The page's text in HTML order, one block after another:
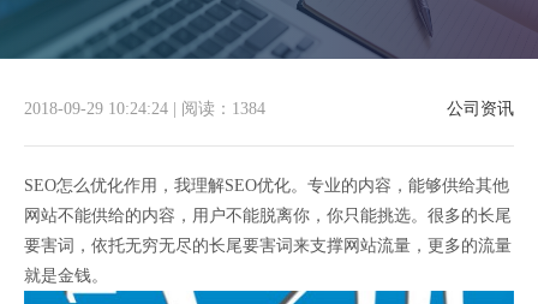
公司资讯
2018-09-29 10:24:24 阅读：1384
SEO怎么优化作用，我理解SEO优化。专业的内容，能够供给其他
网站不能供给的内容，用户不能脱离你，你只能挑选。很多的长尾
要害词，依托无穷无尽的长尾要害词来支撑网站流量，更多的流量
就是金钱。